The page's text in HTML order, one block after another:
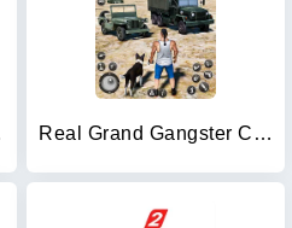
Real Grand Gangster Crime City